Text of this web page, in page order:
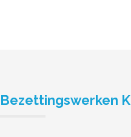
Bezettingswerken